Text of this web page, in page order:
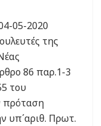
05-2020
της
86 παρ.1-3
του
πρόταση
υπ΄αριθ. Πρωτ.